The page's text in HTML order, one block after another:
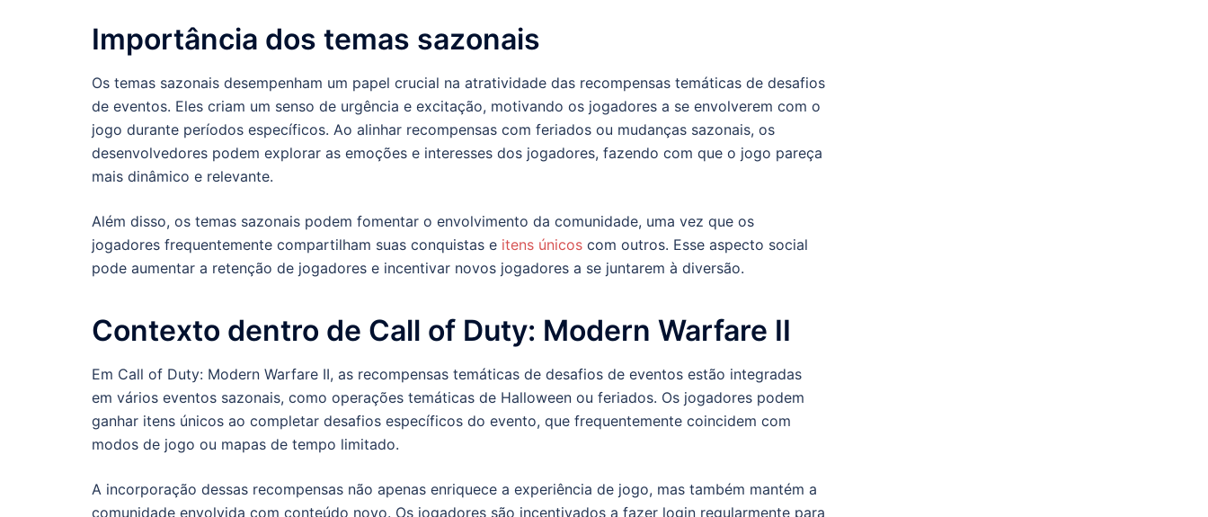
Importância dos temas sazonais
Os temas sazonais desempenham um papel crucial na atratividade das recompensas temáticas de desafios
de eventos. Eles criam um senso de urgência e excitação, motivando os jogadores a se envolverem com o
jogo durante períodos específicos. Ao alinhar recompensas com feriados ou mudanças sazonais, os
desenvolvedores podem explorar as emoções e interesses dos jogadores, fazendo com que o jogo pareça
mais dinâmico e relevante.
Além disso, os temas sazonais podem fomentar o envolvimento da comunidade, uma vez que os
jogadores frequentemente compartilham suas conquistas e itens únicos com outros. Esse aspecto social
pode aumentar a retenção de jogadores e incentivar novos jogadores a se juntarem à diversão.
Contexto dentro de Call of Duty: Modern Warfare II
Em Call of Duty: Modern Warfare II, as recompensas temáticas de desafios de eventos estão integradas
em vários eventos sazonais, como operações temáticas de Halloween ou feriados. Os jogadores podem
ganhar itens únicos ao completar desafios específicos do evento, que frequentemente coincidem com
modos de jogo ou mapas de tempo limitado.
A incorporação dessas recompensas não apenas enriquece a experiência de jogo, mas também mantém a
comunidade envolvida com conteúdo novo. Os jogadores são incentivados a fazer login regularmente para